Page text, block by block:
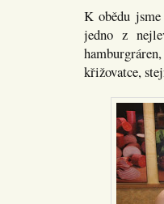
K obědu
jedno z
křižovatce,